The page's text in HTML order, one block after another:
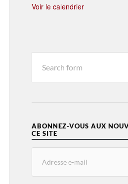
Voir le calendrier
ABONNEZ-VOUS AUX
CE SITE